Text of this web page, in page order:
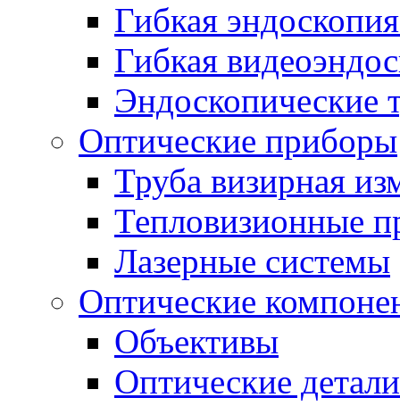
Гибкая
Гибкая
Эндоскопические
Оптические приборы
Труба визирная
Тепловизионные
Лазерные системы
Оптические
Объективы
Оптические